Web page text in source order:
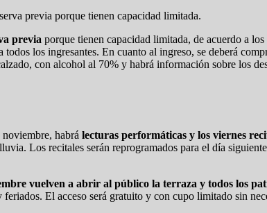
previa porque tienen capacidad limitada.
previa porque tienen capacidad limitada, de acuerdo a
todos los ingresantes. En cuanto al ingreso, se deberá
con alcohol al 70% y habrá información sobre los
noviembre, habrá lecturas performáticas y los viernes
Los recitales serán reprogramados para el día
vuelven a abrir al público la terraza y todos los
El acceso será gratuito y con cupo limitado sin